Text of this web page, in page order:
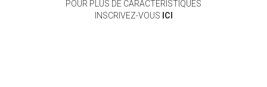
POUR PLUS DE CARACTÉRISTIQUES
INSCRIVEZ-VOUS ICI